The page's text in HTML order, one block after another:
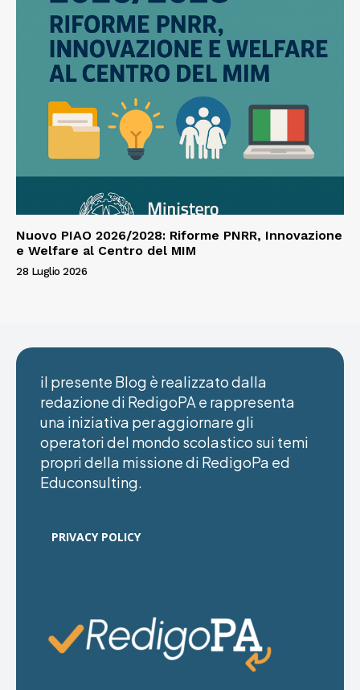
Nuovo PIAO 2026/2028: Riforme PNRR, Innovazione
e Welfare al Centro del MIM
28 Luglio 2026
il presente Blog è realizzato dalla
redazione di RedigoPA e rappresenta
una iniziativa per aggiornare gli
operatori del mondo scolastico sui temi
propri della missione di RedigoPa ed
Educonsulting.
PRIVACY POLICY